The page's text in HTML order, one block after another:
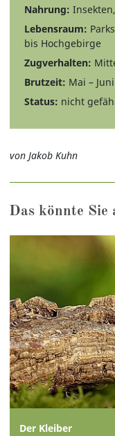
Nahrung:
Lebensraum:
bis Hochgebirge
Zugverhalten:
Brutzeit: Mai – Juni
Status: nicht
von Jakob Kuhn
Das könnte Sie
Der Kleiber